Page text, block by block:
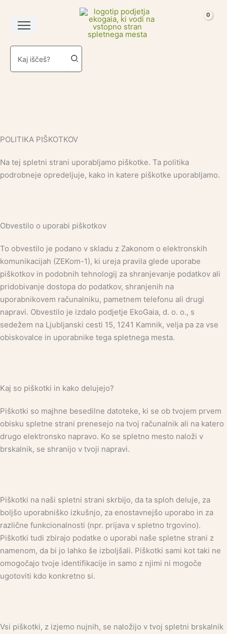
content
Search
for:
POLITIKA PIŠKOTKOV
Na tej spletni strani uporabljamo piškotke. Ta politika
podrobneje opredeljuje, kako in katere piškotke uporabljamo.
Obvestilo o uporabi piškotkov
To obvestilo je podano v skladu z Zakonom o elektronskih
komunikacijah (ZEKom-1), ki ureja pravila glede uporabe
piškotkov in podobnih tehnologij za shranjevanje podatkov ali
pridobivanje dostopa do podatkov, shranjenih na
uporabnikovem računalniku, pametnem telefonu ali drugi
napravi. Obvestilo je izdalo podjetje EkoGaia, d. o. o., s
sedežem na Ljubljanski cesti 15, 1241 Kamnik, velja pa za vse
obiskovalce in uporabnike tega spletnega mesta.
Kaj so piškotki in kako delujejo?
Piškotki so majhne besedilne datoteke, ki se ob tvojem prvem
obisku spletne strani prenesejo na tvoj računalnik ali na katero
drugo elektronsko napravo. Ko se spletno mesto naloži v
brskalnik, se shranijo v tvoji napravi.
Piškotki na naši spletni strani skrbijo, da ta sploh deluje, za
boljšo uporabniško izkušnjo, za enostavnejšo uporabo in za
različne funkcionalnosti (npr. prijava v spletno trgovino).
Piškotki tudi zbirajo podatke o uporabi naše spletne strani z
namenom, da bi jo lahko še izboljšali. Piškotki sami kot taki ne
omogočajo tvoje identifikacije in samo z njimi ni mogoče
ugotoviti kdo konkretno si.
Vsi piškotki, z izjemo nujnih, se naložijo v tvoj spletni brskalnik